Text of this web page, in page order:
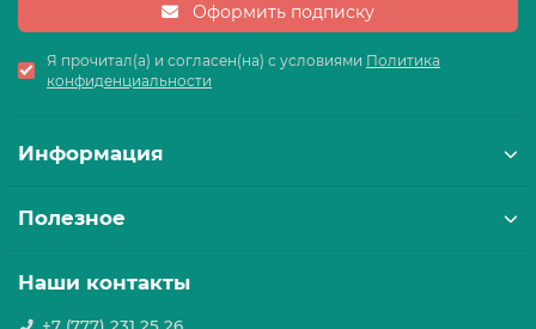
Оформить подписку
Я прочитал(а) и согласен(на) с условиями Политика
конфиденциальности
Информация
Полезное
Наши контакты